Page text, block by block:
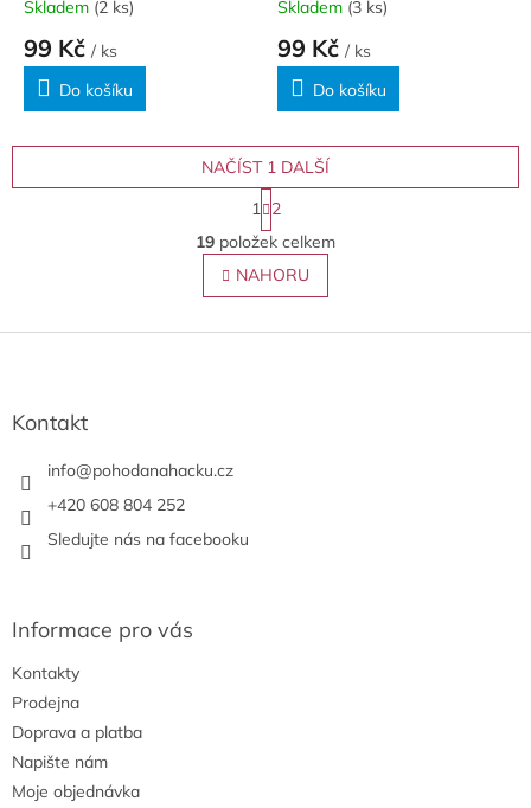
Skladem (2 ks)
99 Kč / ks
Do košíku
Skladem (3 ks)
99 Kč / ks
Do košíku
O
v
l
á
NAČÍST 1 DALŠÍ
S
t
r
á
n
k
v
1 2
19 položek celkem
NAHORU
Z
Kontakt
info@pohodanahacku.cz
+420 608 804 252
Sledujte nás na facebooku
Informace pro vás
Kontakty
Prodejna
Doprava a platba
Napište nám
Moje objednávka